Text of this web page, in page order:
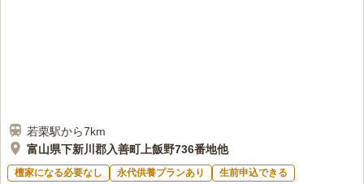
若栗駅から7km
富山県下新川郡入善町上飯野736番地他
檀家になる必要なし 永代供養プランあり 生前申込できる